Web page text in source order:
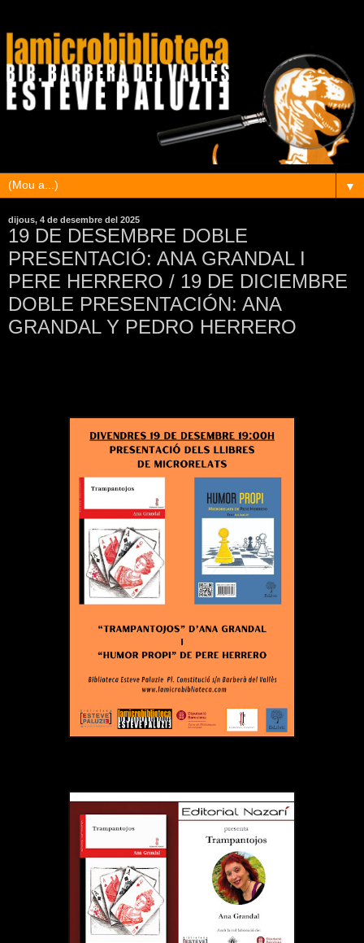
▼
dijous, 4 de desembre del 2025
19 DE DESEMBRE DOBLE
PRESENTACIÓ: ANA GRANDAL I
PERE HERRERO / 19 DE DICIEMBRE
DOBLE PRESENTACIÓN: ANA
GRANDAL Y PEDRO HERRERO